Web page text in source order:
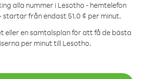
alla nummer i Lesotho - hemtelefon
startar från endast 51.0 ¢ per minut.
eller en samtalsplan för att få de bästa
per minut till Lesotho.